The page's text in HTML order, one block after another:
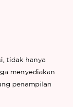
tidak hanya
menyediakan
penampilan